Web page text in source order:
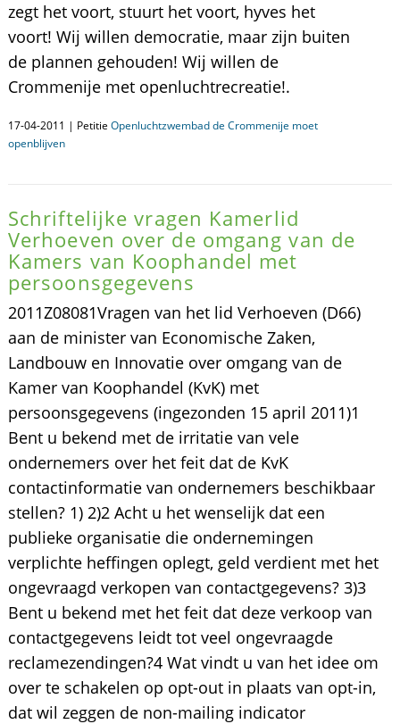
zegt het voort, stuurt het voort, hyves het
voort! Wij willen democratie, maar zijn buiten
de plannen gehouden! Wij willen de
Crommenije met openluchtrecreatie!.
17-04-2011 | Petitie Openluchtzwembad de Crommenije moet
openblijven
Schriftelijke vragen Kamerlid
Verhoeven over de omgang van de
Kamers van Koophandel met
persoonsgegevens
2011Z08081Vragen van het lid Verhoeven (D66)
aan de minister van Economische Zaken,
Landbouw en Innovatie over omgang van de
Kamer van Koophandel (KvK) met
persoonsgegevens (ingezonden 15 april 2011)1
Bent u bekend met de irritatie van vele
ondernemers over het feit dat de KvK
contactinformatie van ondernemers beschikbaar
stellen? 1) 2)2 Acht u het wenselijk dat een
publieke organisatie die ondernemingen
verplichte heffingen oplegt, geld verdient met het
ongevraagd verkopen van contactgegevens? 3)3
Bent u bekend met het feit dat deze verkoop van
contactgegevens leidt tot veel ongevraagde
reclamezendingen?4 Wat vindt u van het idee om
over te schakelen op opt-out in plaats van opt-in,
dat wil zeggen de non-mailing indicator